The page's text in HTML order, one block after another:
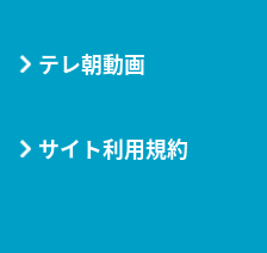
テレ朝動画
サイト利用規約